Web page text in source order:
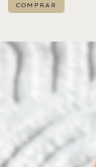
COMPRAR